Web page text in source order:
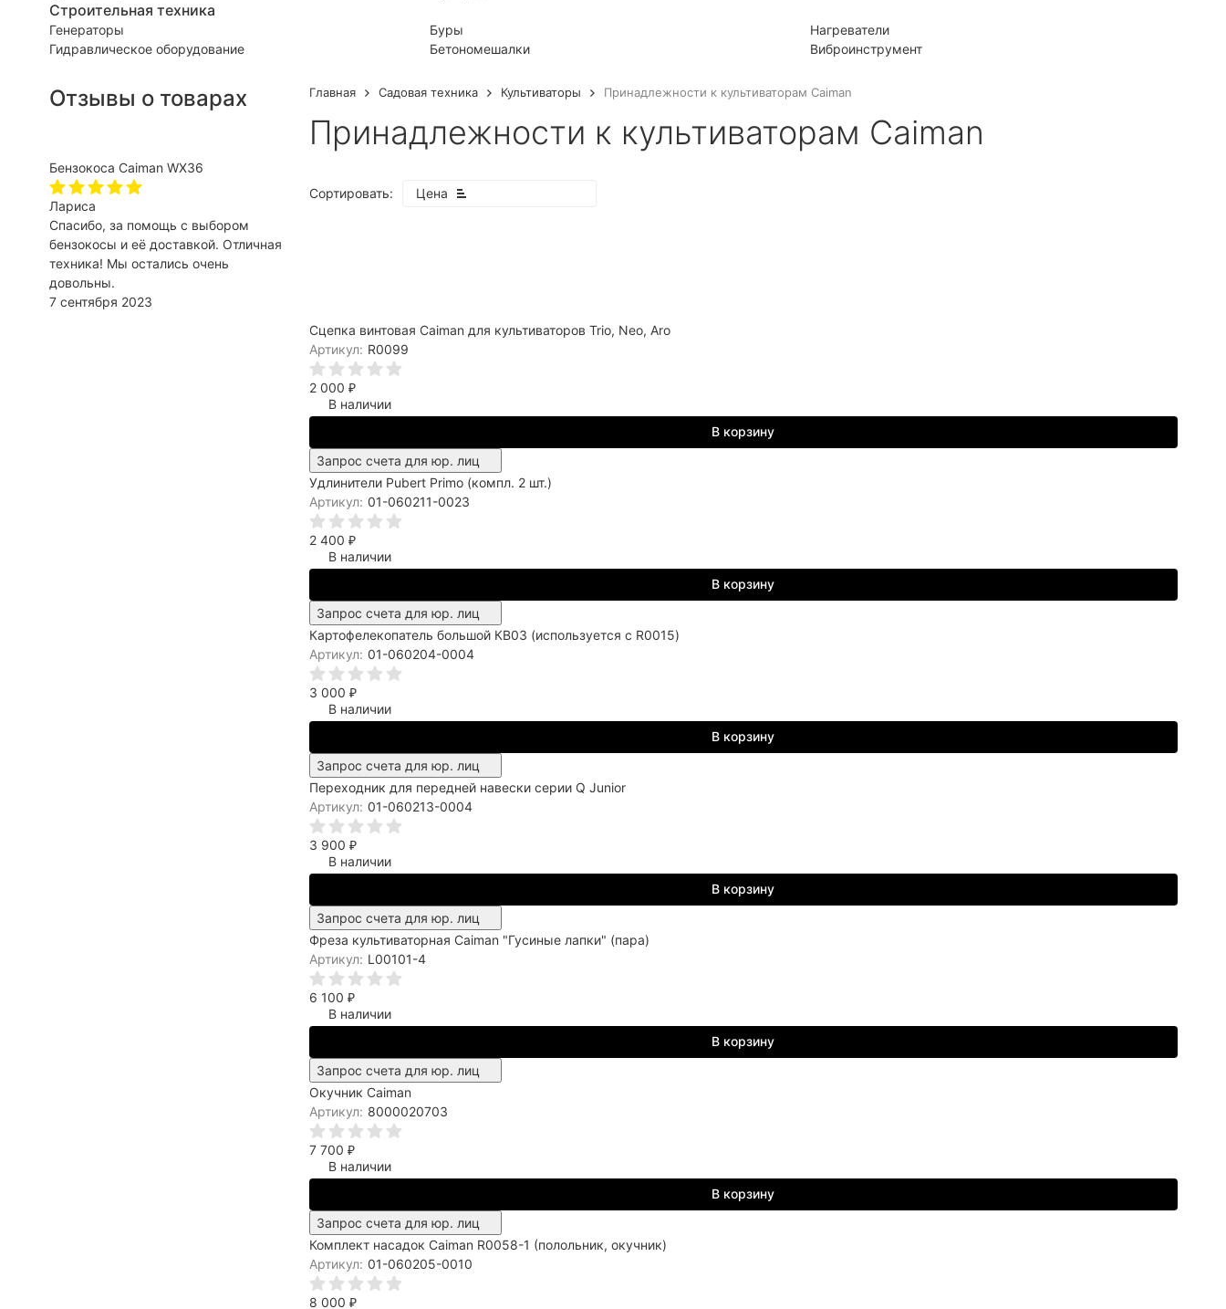
Строительная техника
Генераторы
Гидравлическое оборудование
Буры
Бетономешалки
Нагреватели
Виброинструмент
Главная Садовая техника Культиваторы Принадлежности к культиваторам Caiman
Принадлежности к культиваторам Caiman
Сортировать: Цена
покупателей
Сцепка винтовая Caiman для культиваторов Trio, Neo, Aro
Артикул: R0099
2 000 ₽
В наличии
В корзину
Запрос счета для юр. лиц
Удлинители Pubert Primo (компл. 2 шт.)
Артикул: 01-060211-0023
2 400 ₽
В наличии
В корзину
Запрос счета для юр. лиц
Картофелекопатель большой КВ03 (используется с R0015)
Артикул: 01-060204-0004
3 000 ₽
В наличии
В корзину
Запрос счета для юр. лиц
Переходник для передней навески серии Q Junior
Артикул: 01-060213-0004
3 900 ₽
В наличии
В корзину
Запрос счета для юр. лиц
Фреза культиваторная Caiman "Гусиные лапки" (пара)
Артикул: L00101-4
6 100 ₽
В наличии
В корзину
Запрос счета для юр. лиц
Окучник Caiman
Артикул: 8000020703
7 700 ₽
В наличии
В корзину
Запрос счета для юр. лиц
Комплект насадок Caiman R0058-1 (полольник, окучник)
Артикул: 01-060205-0010
8 000 ₽
Отзывы о товарах
Бензокоса Caiman WX36
Лариса
Спасибо, за помощь с выбором
бензокосы и её доставкой. Отличная
техника! Мы остались очень
довольны.
7 сентября 2023